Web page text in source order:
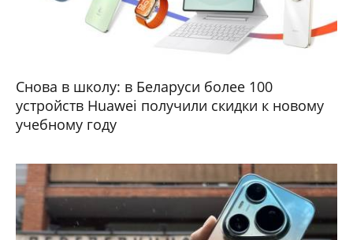
Снова в школу: в Беларуси более 100
устройств Huawei получили скидки к новому
учебному году